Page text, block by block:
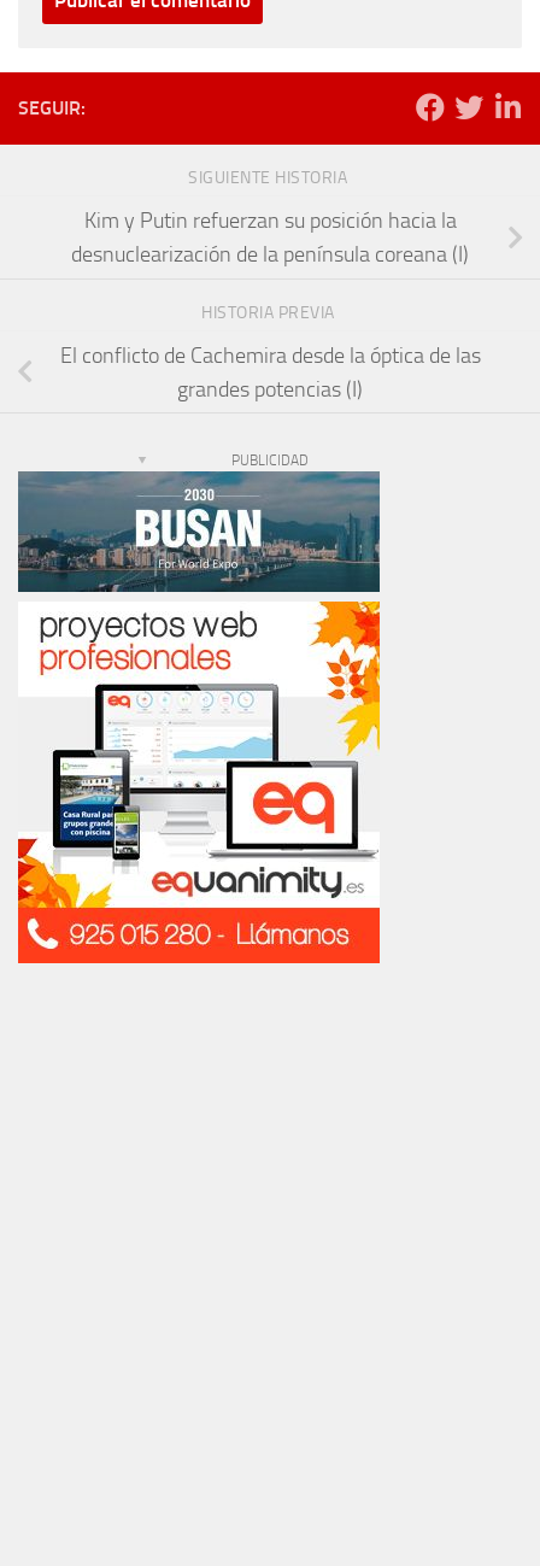
SEGUIR:
SIGUIENTE HISTORIA
Kim y Putin refuerzan su posición hacia la
desnuclearización de la península coreana (I)
HISTORIA PREVIA
El conflicto de Cachemira desde la óptica de las
grandes potencias (I)
PUBLICIDAD